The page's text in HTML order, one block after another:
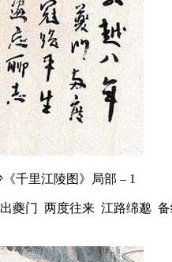
千里江陵图》局部 – 1
夔门 两度往来 江路绵邈